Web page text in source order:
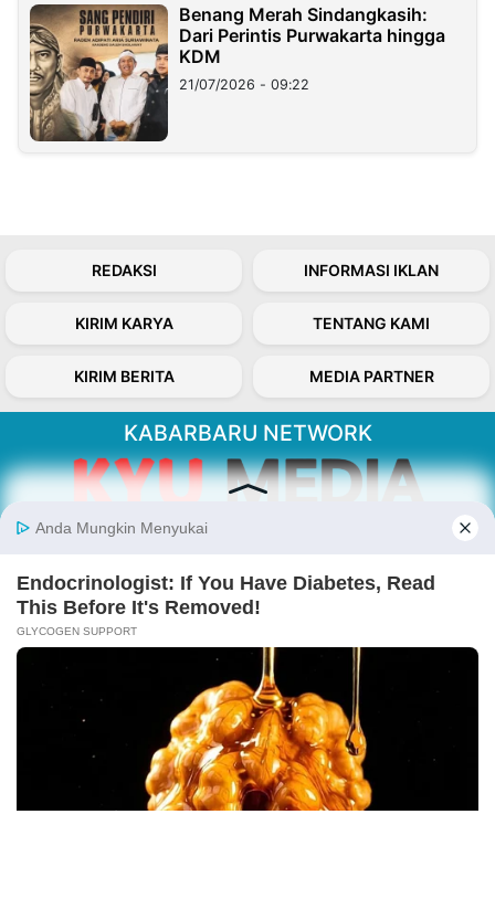
Benang Merah Sindangkasih:
Dari Perintis Purwakarta hingga
KDM
21/07/2026 - 09:22
REDAKSI INFORMASI IKLAN
KIRIM KARYA TENTANG KAMI
KIRIM BERITA MEDIA PARTNER
KABARBARU NETWORK
Kabarbaru.co menyajikan berita aktual dan
serta terverifikasi dari sumber yang tepat.
Follow Kabarbaru